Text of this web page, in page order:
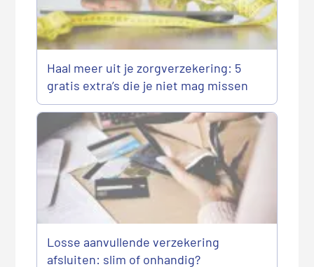
Haal meer uit je zorgverzekering: 5
gratis extra’s die je niet mag missen
Losse aanvullende verzekering
afsluiten: slim of onhandig?